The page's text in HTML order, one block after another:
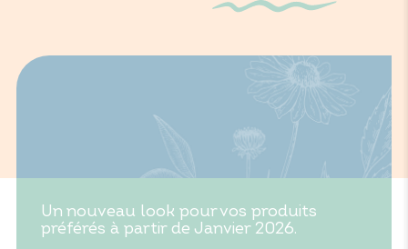
Un nouveau look pour vos produits
préférés à partir de Janvier 2026.